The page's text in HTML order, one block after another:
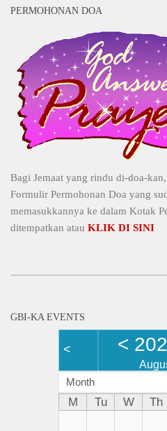
PERMOHONAN DOA
Bagi Jemaat yang rindu di-doa-
Formulir Permohonan Doa yang
memasukkannya ke dalam Kotak
ditempatkan atau KLIK DI SINI
GBI-KA EVENTS
< <
Month
M Tu W Th